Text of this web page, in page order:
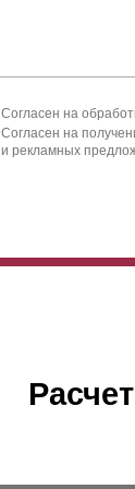
Согласен на
Согласен на
и рекламных